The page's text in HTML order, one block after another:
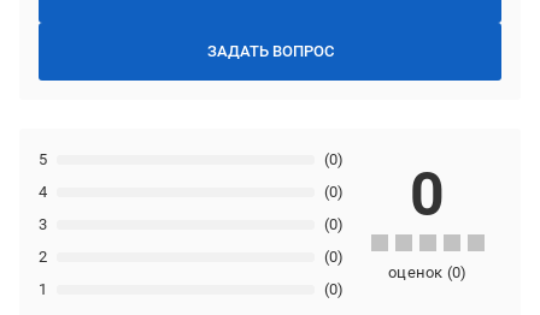
ЗАДАТЬ ВОПРОС
1 (0)
2 (0)
3 (0)
4 (0)
5 (0)
0
оценок (0)